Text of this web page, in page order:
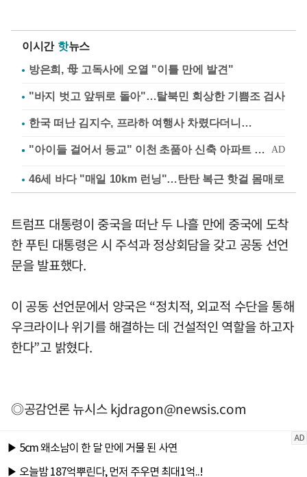
이시간 핫뉴스
방은희, 母 고독사에 오열 "이틀 만에 발견"
"바지 벗고 앞뒤로 돌아"…탈북민 회상한 기쁨조 검사
한국 떠난 김지수, 프라하 여행사 차렸다더니…
46세 바다 "매일 10km 런닝"…탄탄 복근 핫걸 몸매로
트럼프 대통령이 중국을 떠난 두 나흘 만에 중국에 도착
한 푸틴 대통령은 시 주석과 정상회담을 갖고 공동 선언
문을 발표했다.
이 공동 선언문에서 양국은 “정치적, 외교적 수단을 통해
우크라이나 위기를 해결하는 데 건설적인 역할을 하고자
한다”고 밝혔다.
◎공감언론 뉴시스kjdragon@newsis.com